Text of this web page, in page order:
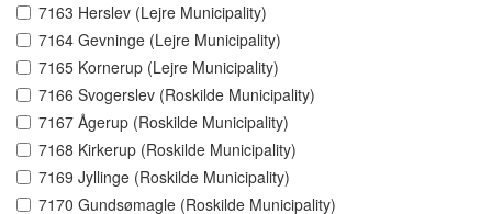
7163 Herslev (Lejre Municipality)
7164 Gevninge (Lejre Municipality)
7165 Kornerup (Lejre Municipality)
7166 Svogerslev (Roskilde Municipality)
7167 Ågerup (Roskilde Municipality)
7168 Kirkerup (Roskilde Municipality)
7169 Jyllinge (Roskilde Municipality)
7170 Gundsømagle (Roskilde Municipality)